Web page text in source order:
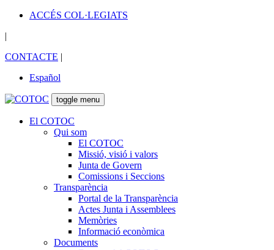
ACCÉS COL·LEGIATS
|
CONTACTE |
Español
toggle menu
El COTOC
Qui som
El COTOC
Missió, visió i valors
Junta de Govern
Comissions i Seccions
Transparència
Portal de la Transparència
Actes Junta i Assemblees
Memòries
Informació econòmica
Documents